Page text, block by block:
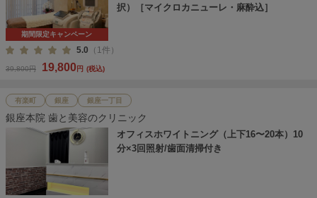
期間限定キャンペーン
択）［マイクロカニューレ・麻酔込］
5.0 （1件）
39,800円 19,800円 (税込)
有楽町 銀座 銀座一丁目
銀座本院 歯と美容のクリニック
オフィスホワイトニング（上下16〜20本）10
分×3回照射/歯面清掃付き